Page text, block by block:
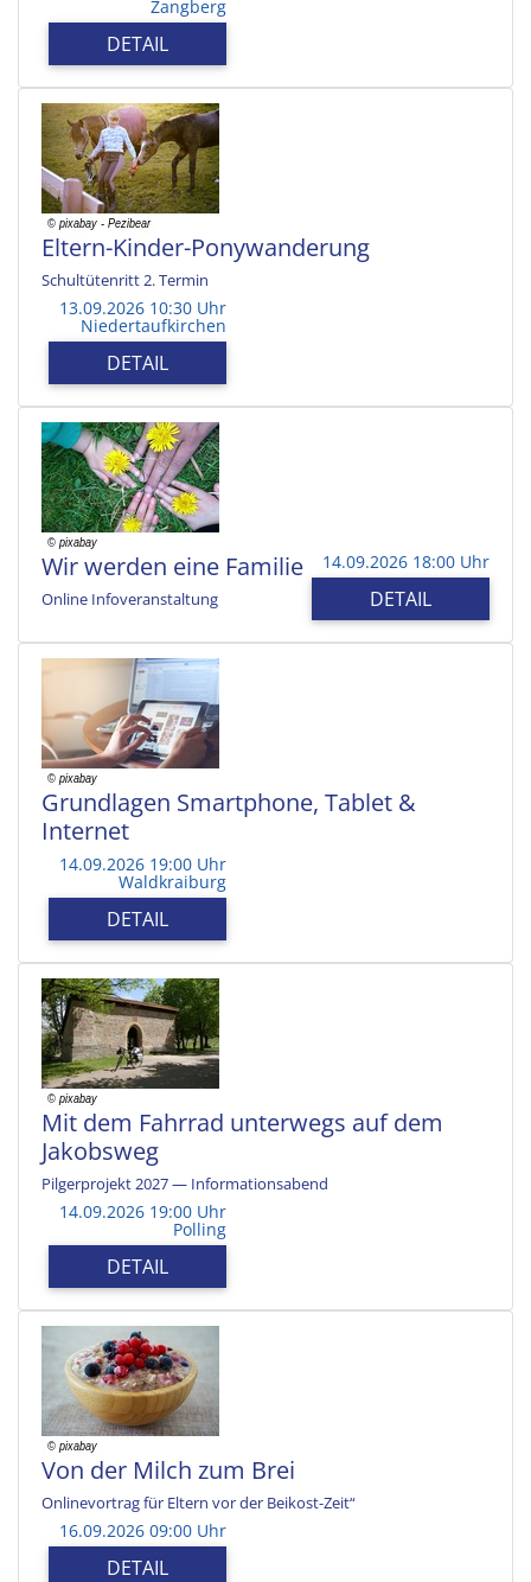
Zangberg
DETAIL
Eltern-Kinder-Ponywanderung
Schultütenritt 2. Termin
13.09.2026 10:30 Uhr
Niedertaufkirchen
DETAIL
Wir werden eine Familie
Online Infoveranstaltung
14.09.2026 18:00 Uhr
DETAIL
Grundlagen Smartphone, Tablet &
Internet
14.09.2026 19:00 Uhr
Waldkraiburg
DETAIL
Mit dem Fahrrad unterwegs auf dem
Jakobsweg
Pilgerprojekt 2027 — Informationsabend
14.09.2026 19:00 Uhr
Polling
DETAIL
Von der Milch zum Brei
Onlinevortrag für Eltern vor der Beikost-Zeit“
16.09.2026 09:00 Uhr
DETAIL